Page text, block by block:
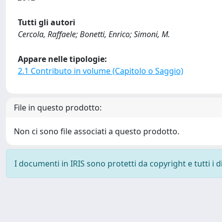
Tutti gli autori
Cercola, Raffaele; Bonetti, Enrico; Simoni, M.
Appare nelle tipologie:
2.1 Contributo in volume (Capitolo o Saggio)
File in questo prodotto:
Non ci sono file associati a questo prodotto.
I documenti in IRIS sono protetti da copyright e tutti i